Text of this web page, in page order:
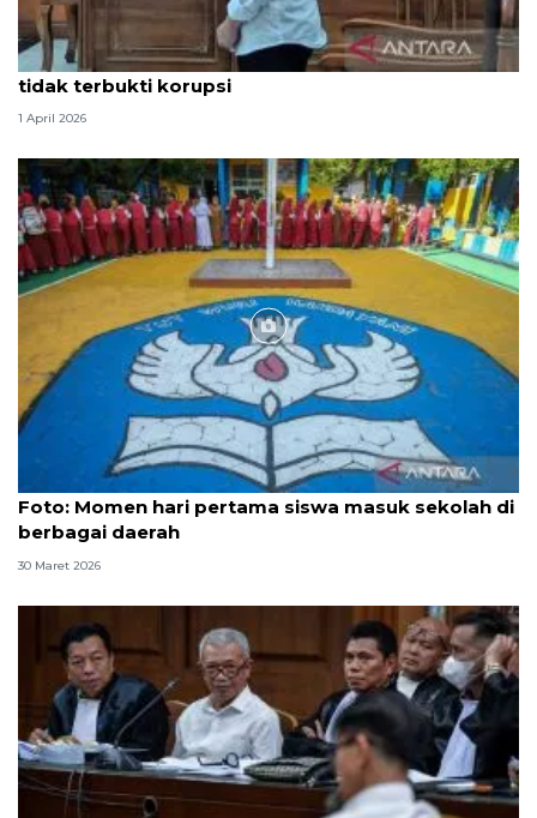
Hakim PN Medan vonis bebas Amsal Sitepu karena
tidak terbukti korupsi
1 April 2026
Foto: Momen hari pertama siswa masuk sekolah di
berbagai daerah
30 Maret 2026